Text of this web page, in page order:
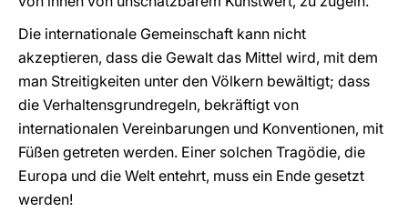
Die internationale Gemeinschaft kann nicht
akzeptieren, dass die Gewalt das Mittel wird, mit dem
man Streitigkeiten unter den Völkern bewältigt; dass
die Verhaltensgrundregeln, bekräftigt von
internationalen Vereinbarungen und Konventionen, mit
Füßen getreten werden. Einer solchen Tragödie, die
Europa und die Welt entehrt, muss ein Ende gesetzt
werden!